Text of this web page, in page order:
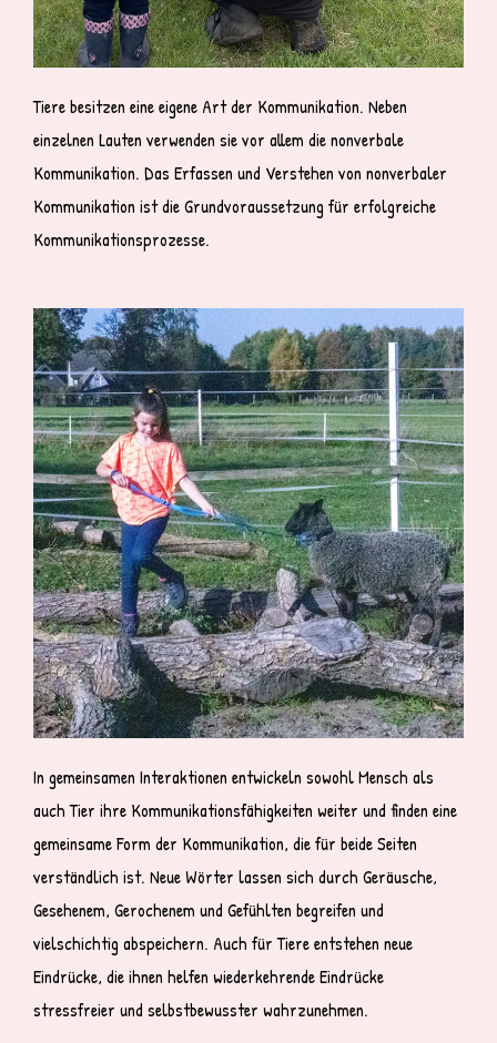
Tiere besitzen eine eigene Art der Kommunikation. Neben
einzelnen Lauten verwenden sie vor allem die nonverbale
Kommunikation. Das Erfassen und Verstehen von nonverbaler
Kommunikation ist die Grundvoraussetzung für erfolgreiche
Kommunikationsprozesse.
In gemeinsamen Interaktionen entwickeln sowohl Mensch als
auch Tier ihre Kommunikationsfähigkeiten weiter und finden eine
gemeinsame Form der Kommunikation, die für beide Seiten
verständlich ist. Neue Wörter lassen sich durch Geräusche,
Gesehenem, Gerochenem und Gefühlten begreifen und
vielschichtig abspeichern. Auch für Tiere entstehen neue
Eindrücke, die ihnen helfen wiederkehrende Eindrücke
stressfreier und selbstbewusster wahrzunehmen.